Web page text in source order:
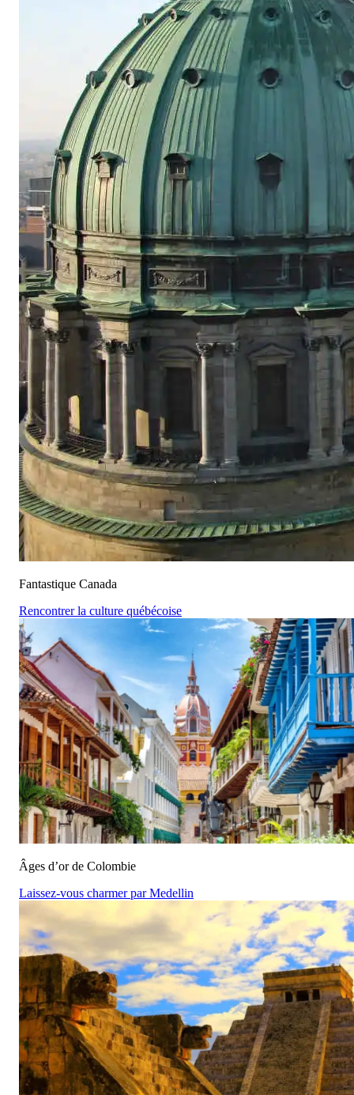
Fantastique Canada
Rencontrer la culture québécoise
Âges d’or de Colombie
Laissez-vous charmer par Medellin